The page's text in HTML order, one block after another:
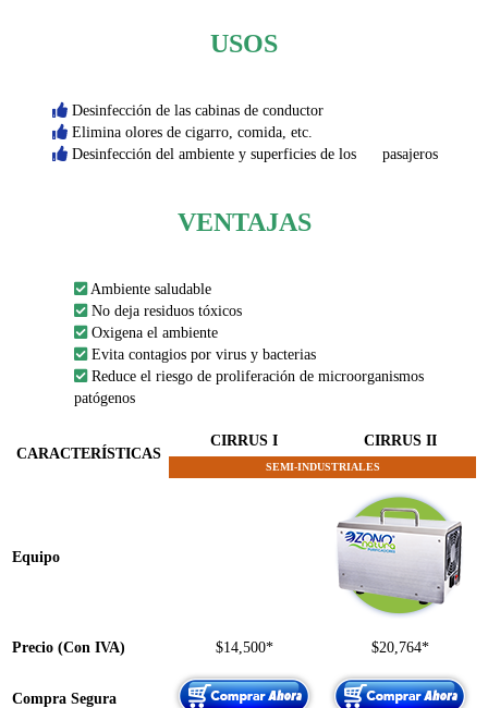
USOS
Desinfección de las cabinas de conductor
Elimina olores de cigarro, comida, etc.
Desinfección del ambiente y superficies de los pasajeros
VENTAJAS
Ambiente saludable
No deja residuos tóxicos
Oxigena el ambiente
Evita contagios por virus y bacterias
Reduce el riesgo de proliferación de microorganismos
patógenos
CARACTERÍSTICAS
CIRRUS I CIRRUS II
SEMI-INDUSTRIALES
Equipo
Precio (Con IVA) $14,500* $20,764*
Compra Segura